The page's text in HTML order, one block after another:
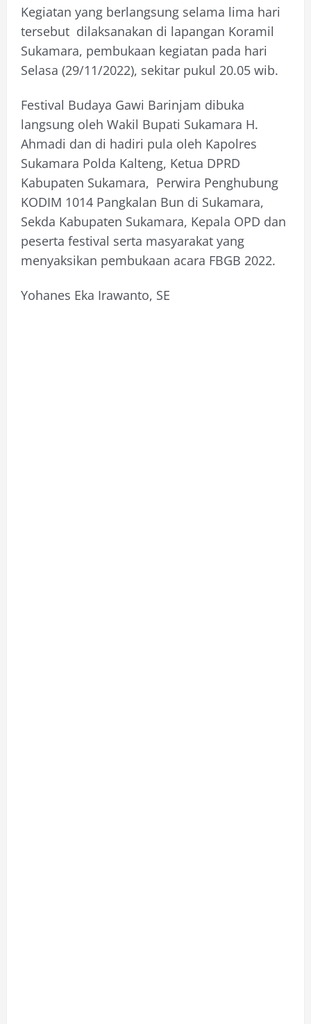
Kegiatan yang berlangsung selama lima hari
tersebut dilaksanakan di lapangan Koramil
Sukamara, pembukaan kegiatan pada hari
Selasa (29/11/2022), sekitar pukul 20.05 wib.
Festival Budaya Gawi Barinjam dibuka
langsung oleh Wakil Bupati Sukamara H.
Ahmadi dan di hadiri pula oleh Kapolres
Sukamara Polda Kalteng, Ketua DPRD
Kabupaten Sukamara, Perwira Penghubung
KODIM 1014 Pangkalan Bun di Sukamara,
Sekda Kabupaten Sukamara, Kepala OPD dan
peserta festival serta masyarakat yang
menyaksikan pembukaan acara FBGB 2022.
Yohanes Eka Irawanto, SE